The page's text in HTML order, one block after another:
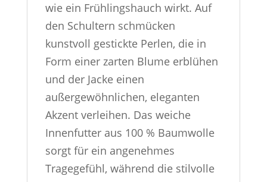
wie ein Frühlingshauch wirkt. Auf
den Schultern schmücken
kunstvoll gestickte Perlen, die in
Form einer zarten Blume erblühen
und der Jacke einen
außergewöhnlichen, eleganten
Akzent verleihen. Das weiche
Innenfutter aus 100 % Baumwolle
sorgt für ein angenehmes
Tragegefühl, während die stilvolle